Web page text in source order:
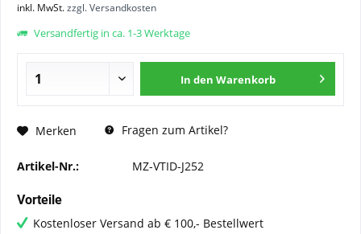
inkl. MwSt.zzgl. Versandkosten
Versandfertig in ca. 1-3 Werktage
In den Warenkorb
Merken Fragen zum Artikel?
Artikel-Nr.: MZ-VTID-J252
Vorteile
Kostenloser Versand ab € 100,- Bestellwert